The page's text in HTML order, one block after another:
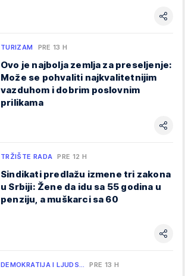
TURIZAM PRE 13 H
Ovo je najbolja zemlja za preseljenje:
Može se pohvaliti najkvalitetnijim
vazduhom i dobrim poslovnim
prilikama
TRŽIŠTE RADA PRE 12 H
Sindikati predlažu izmene tri zakona
u Srbiji: Žene da idu sa 55 godina u
penziju, a muškarci sa 60
DEMOKRATIJA I LJUDS… PRE 13 H